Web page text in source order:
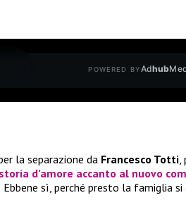
POWERED BYAdhub
la separazione da Francesco Totti,
d’amore accanto al nuovo
Ebbene sì, perché presto la famiglia